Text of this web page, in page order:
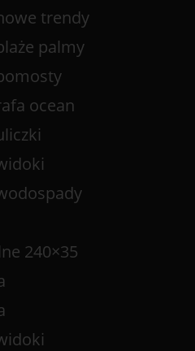
trendy
palmy
ocean
240×35